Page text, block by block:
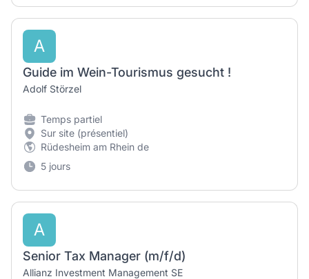
A
Guide im Wein-Tourismus gesucht !
Adolf Störzel
Temps partiel
Sur site (présentiel)
Rüdesheim am Rhein de
5 jours
A
Senior Tax Manager (m/f/d)
Allianz Investment Management SE